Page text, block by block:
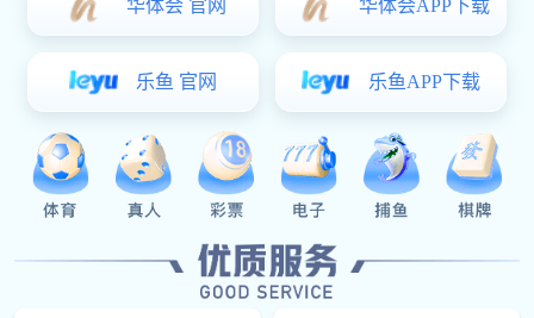
微压排气阀 上热快 耐磨不粘工艺
28CM
30CM